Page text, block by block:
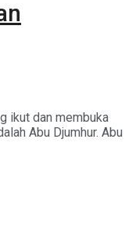
ikut dan membuka
Abu Djumhur. Abu